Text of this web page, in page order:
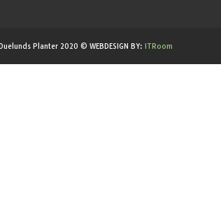
Planter 2020 © WEBDESIGN BY: ITRoom